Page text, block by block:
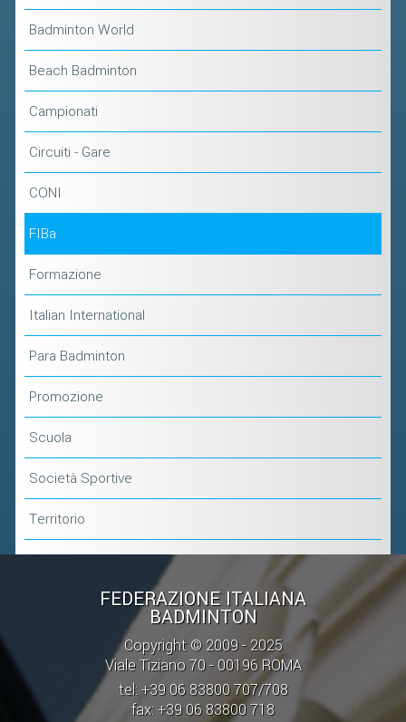
Badminton World
Beach Badminton
Campionati
Circuiti - Gare
CONI
FIBa
Formazione
Italian International
Para Badminton
Promozione
Scuola
Società Sportive
Territorio
FEDERAZIONE ITALIANA
BADMINTON
Copyright © 2009 - 2025
Viale Tiziano 70 - 00196 ROMA
tel: +39 06 83800 707/708
fax: +39 06 83800 718